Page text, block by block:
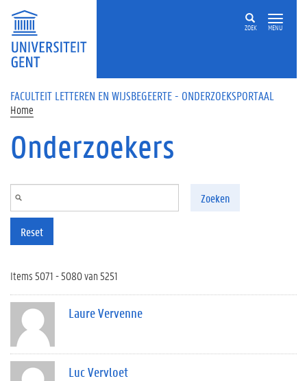
Overslaan en naar de inhoud gaan
ZOEK MENU
FACULTEIT LETTEREN EN WIJSBEGEERTE - ONDERZOEKSPORTAAL
Home
Onderzoekers
Zoeken
Reset
Items 5071 - 5080 van 5251
Laure Vervenne
Luc Vervloet